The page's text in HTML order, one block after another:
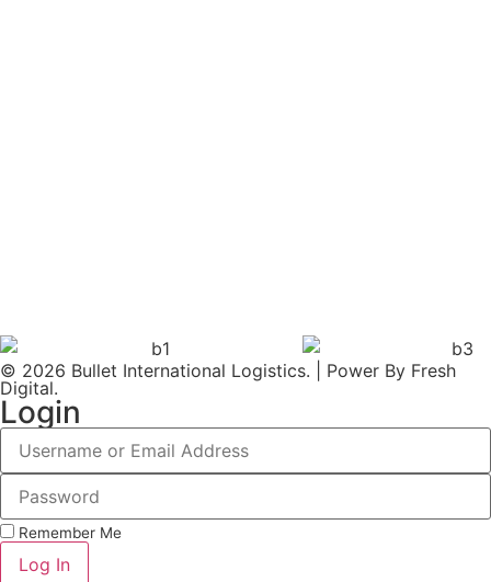
© 2026 Bullet International Logistics. | Power By Fresh
Digital.
Login
Remember Me
Log In